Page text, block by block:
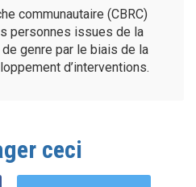
communautaire (CBRC)
personnes issues de la
genre par le biais de la
d’interventions.
ceci